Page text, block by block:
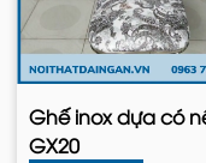
Ghế inox dựa có
GX20